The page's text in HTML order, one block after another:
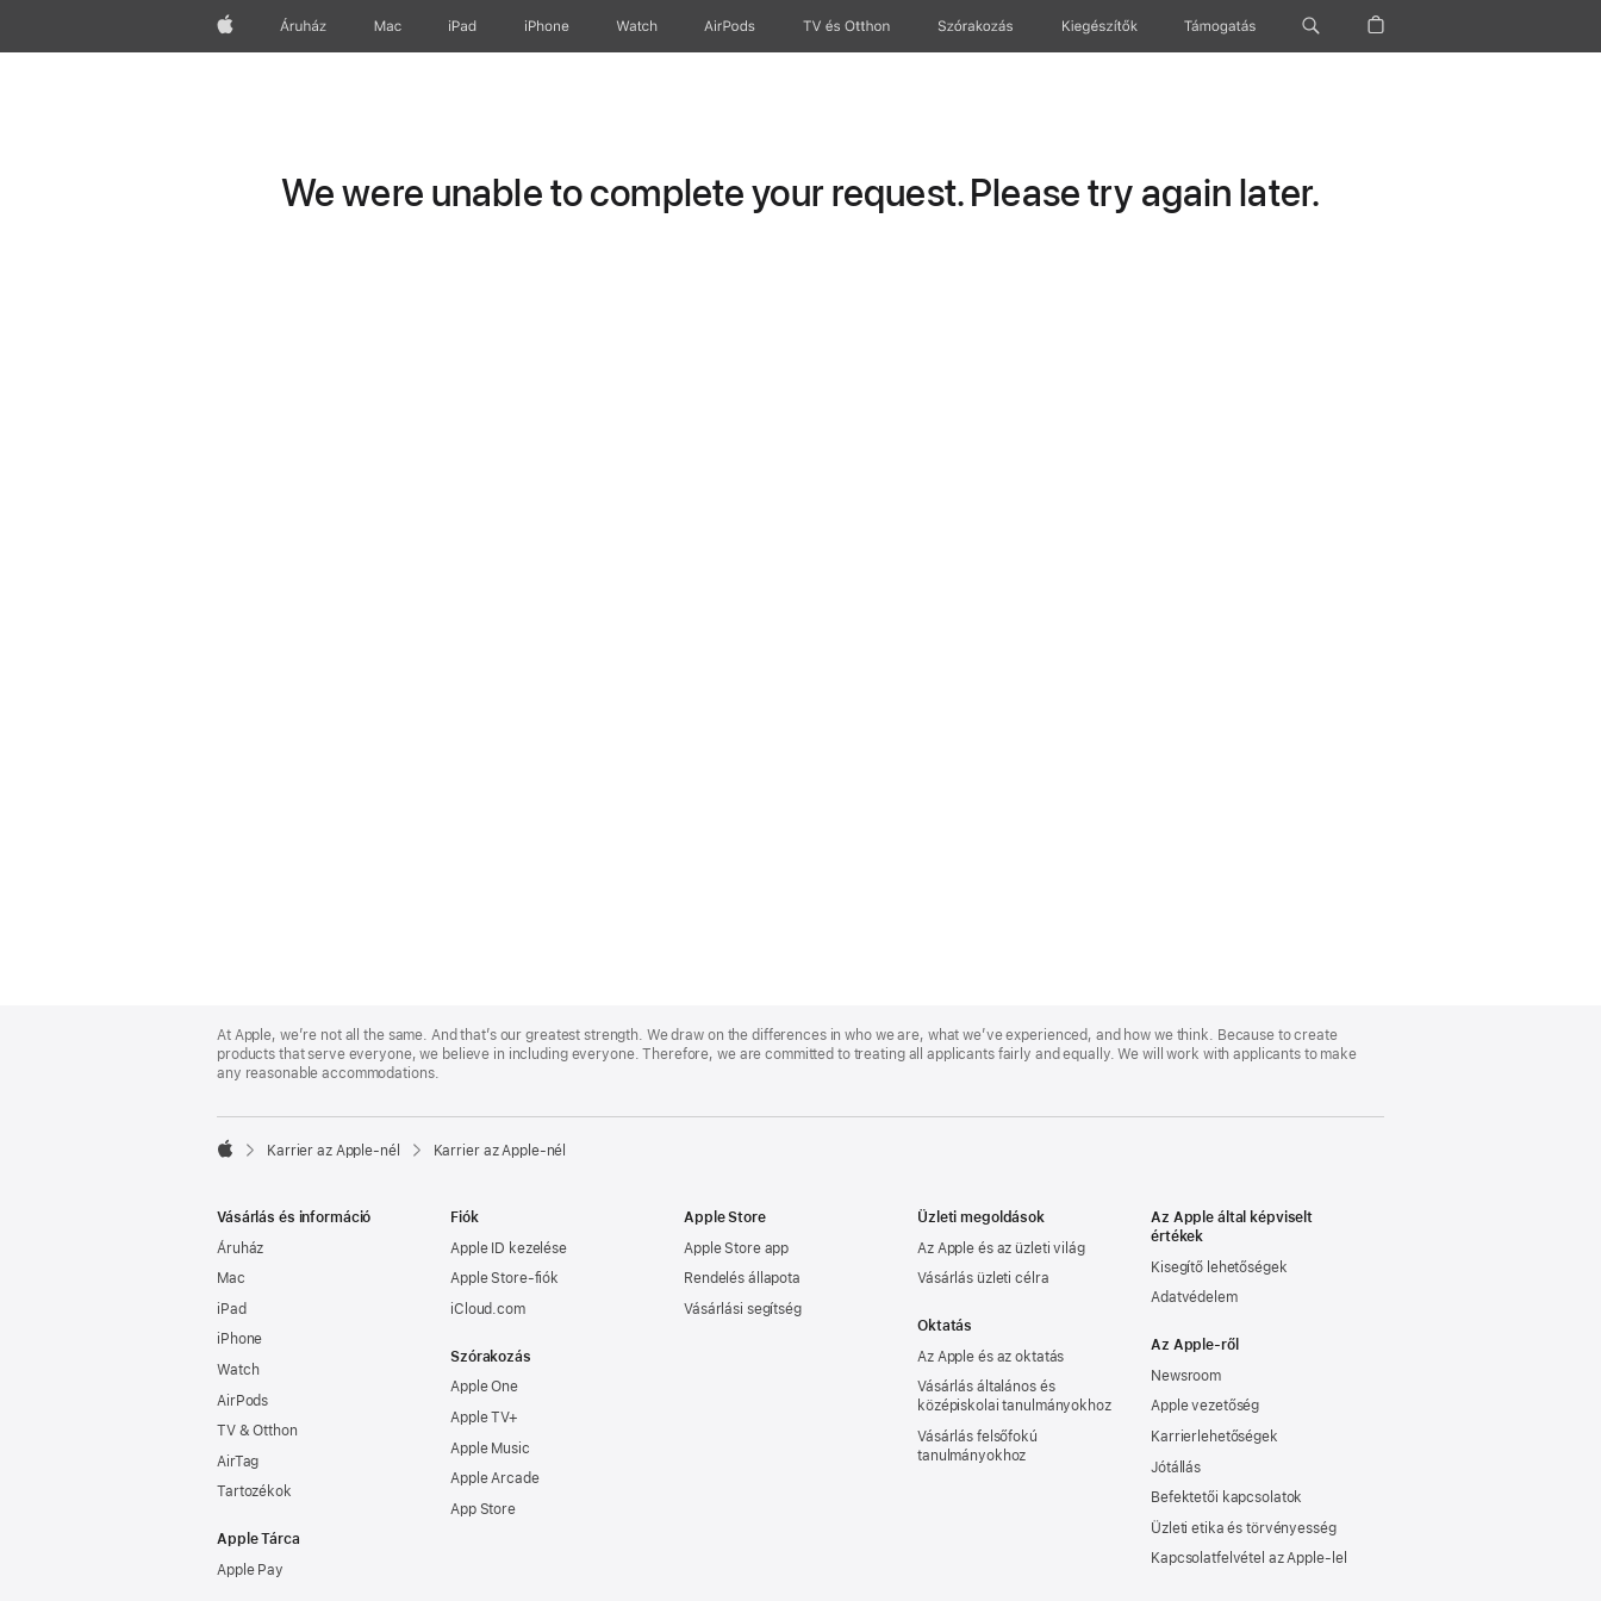
AppleÁruház Mac iPad iPhone Watch AirPods TV és Otthon Szórakozás Kiegészítők Támogatás
We were unable to complete your request. Please try again later.
Footer
At Apple, we’re not all the same. And that’s our greatest strength. We draw on the differences in who we are, what we’ve experienced, and how we think. Because to create
products that serve everyone, we believe in including everyone. Therefore, we are committed to treating all applicants fairly and equally. We will work with applicants to make
any reasonable accommodations.

Karrier az Apple‑nél Karrier az Apple‑nél
Vásárlás és információ
Áruház
Mac
iPad
iPhone
Watch
AirPods
TV & Otthon
AirTag
Tartozékok
Apple Tárca
Apple Pay
Fiók
Apple ID kezelése
Apple Store-fiók
iCloud.com
Szórakozás
Apple One
Apple TV+
Apple Music
Apple Arcade
App Store
Apple Store
Apple Store app
Rendelés állapota
Vásárlási segítség
Üzleti megoldások
Az Apple és az üzleti világ
Vásárlás üzleti célra
Oktatás
Az Apple és az oktatás
Vásárlás általános és
középiskolai tanulmányokhoz
Vásárlás felsőfokú
tanulmányokhoz
Az Apple által képviselt
értékek
Kisegítő lehetőségek
Adatvédelem
Az Apple-ről
Newsroom
Apple vezetőség
Karrierlehetőségek
Jótállás
Befektetői kapcsolatok
Üzleti etika és törvényesség
Kapcsolatfelvétel az Apple-lel